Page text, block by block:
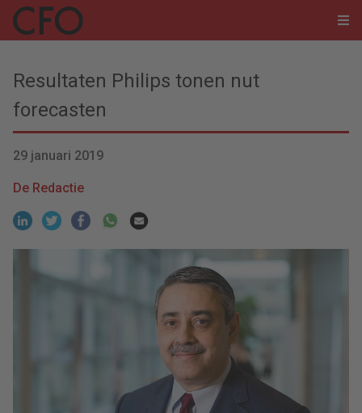
Resultaten Philips tonen nut
forecasten
29 januari 2019
De Redactie